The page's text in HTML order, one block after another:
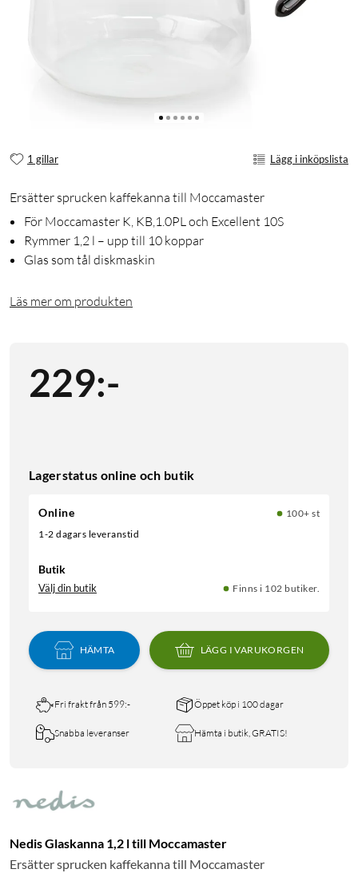
1 gillar Lägg i inköpslista
Ersätter sprucken kaffekanna till Moccamaster
För Moccamaster K, KB,1.0PL och Excellent 10S
Rymmer 1,2 l – upp till 10 koppar
Glas som tål diskmaskin
Läs mer om produkten
229:-
Lagerstatus online och butik
Online
100+ st
1-2 dagars leveranstid
Butik
Välj din butik Finns i 102 butiker.
HÄMTA LÄGG I VARUKORGEN
Fri frakt från 599:- Öppet köp i 100 dagar
Snabba leveranser Hämta i butik, GRATIS!
Nedis Glaskanna 1,2 l till Moccamaster
Ersätter sprucken kaffekanna till Moccamaster